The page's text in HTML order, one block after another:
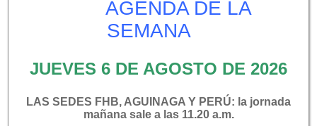
En esta sección, la comunidad educativa de la I.E.
Félix Henao Botero comparte contigo una valiosa
han creado guías y materiales especialmente
diseñados para facilitar tu aprendizaje y
complementar las clases presenciales. ¡Explora,
AGENDA DE LA
SEMANA
JUEVES 6 DE AGOSTO DE 2026
LAS SEDES FHB, AGUINAGA Y PERÚ: la jornada
mañana sale a las 11.20 a.m.